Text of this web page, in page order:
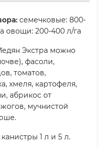
семечковые: 800-
овощи: 200-400 л/га
Экстра можно
фасоли,
томатов,
хмеля, картофеля,
абрикос от
мучнистой
1 л и 5 л.